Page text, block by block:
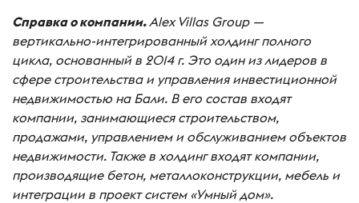
Справка о компании. Alex Villas Group —
вертикально-интегрированный холдинг полного
цикла, основанный в 2014 г. Это один из лидеров в
сфере строительства и управления инвестиционной
недвижимостью на Бали. В его состав входят
компании, занимающиеся строительством,
продажами, управлением и обслуживанием объектов
недвижимости. Также в холдинг входят компании,
производящие бетон, металлоконструкции, мебель и
интеграции в проект систем «Умный дом».